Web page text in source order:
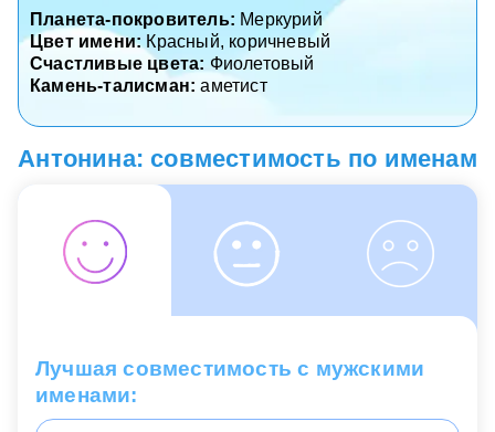
Планета-покровитель: Меркурий
Цвет имени: Красный, коричневый
Счастливые цвета: Фиолетовый
Камень-талисман: аметист
Антонина: совместимость по именам
Лучшая совместимость с мужскими
именами: